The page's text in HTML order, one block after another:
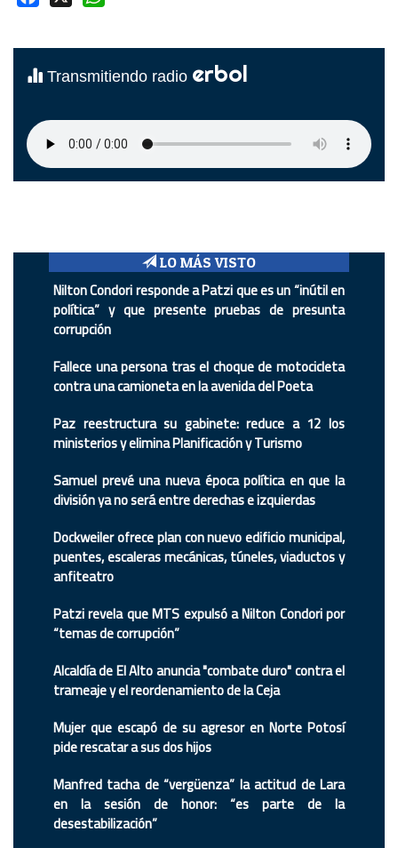
Transmitiendo radio erbol
LO MÁS VISTO
Nilton Condori responde a Patzi que es un “inútil en
política” y que presente pruebas de presunta
corrupción
Fallece una persona tras el choque de motocicleta
contra una camioneta en la avenida del Poeta
Paz reestructura su gabinete: reduce a 12 los
ministerios y elimina Planificación y Turismo
Samuel prevé una nueva época política en que la
división ya no será entre derechas e izquierdas
Dockweiler ofrece plan con nuevo edificio municipal,
puentes, escaleras mecánicas, túneles, viaductos y
anfiteatro
Patzi revela que MTS expulsó a Nilton Condori por
“temas de corrupción”
Alcaldía de El Alto anuncia "combate duro" contra el
trameaje y el reordenamiento de la Ceja
Mujer que escapó de su agresor en Norte Potosí
pide rescatar a sus dos hijos
Manfred tacha de “vergüenza” la actitud de Lara
en la sesión de honor: “es parte de la
desestabilización”